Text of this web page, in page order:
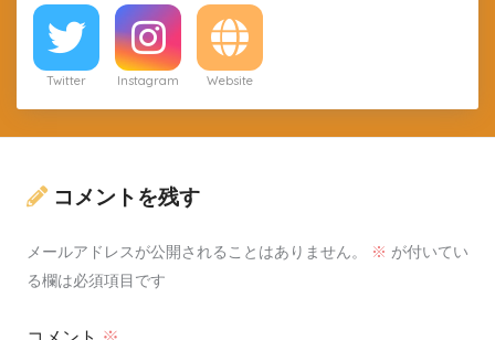
Twitter Instagram Website
コメントを残す
メールアドレスが公開されることはありません。 ※ が付いてい
る欄は必須項目です